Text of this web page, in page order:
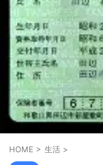
HOME > 生活 >